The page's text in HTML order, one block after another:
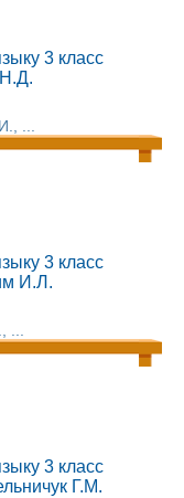
3 класс
...
3 класс
И.Л.
3 класс
Г.М.